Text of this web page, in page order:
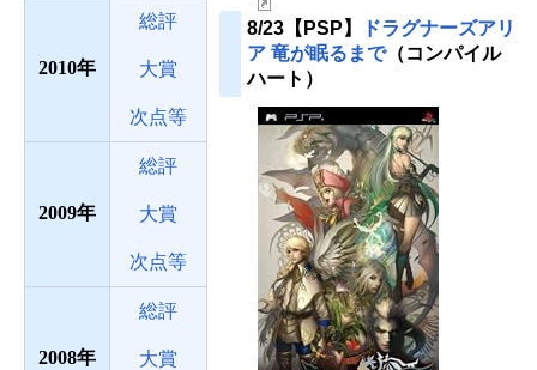
2010
総評
大賞
次点等
2009
総評
大賞
次点等
2008
総評
大賞
8/23【PSP】
ドラグナーズアリ
ア 竜が眠るまで（コンパイル
ハート）